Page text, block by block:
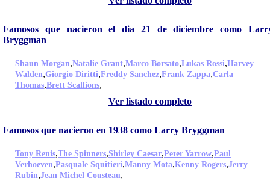
Famosos que nacieron el dia 21 de diciembre como
Bryggman
Shaun Morgan,Natalie Grant,Marco Borsato,Lukas Rossi,Harvey
Walden,Giorgio Diritti,Freddy Sanchez,Frank Zappa,Carla
Thomas,Brett Scallions,
Ver listado completo
Famosos que nacieron en 1938 como Larry Bryggman
Tony Renis,The Spinners,Shirley Caesar,Peter Yarrow,Paul
Verhoeven,Pasquale Squitieri,Manny Mota,Kenny Rogers,Jerry
Rubin,Jean Michel Cousteau,